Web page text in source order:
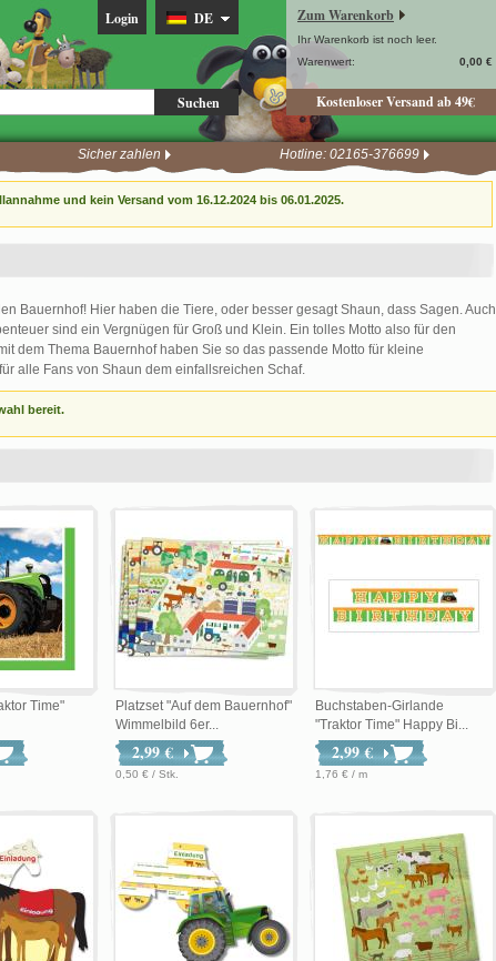
Suchen
Login DE Zum Warenkorb
Ihr Warenkorb ist noch leer.
Warenwert:
0,00 €
Kostenloser Versand ab 49€
Sicher zahlen Hotline: 02165-376699
und kein Versand vom 16.12.2024 bis 06.01.2025.
Bauernhof! Hier haben die Tiere, oder besser gesagt Shaun, dass Sagen. Auch
sind ein Vergnügen für Groß und Klein. Ein tolles Motto also für den
dem Thema Bauernhof haben Sie so das passende Motto für kleine
alle Fans von Shaun dem einfallsreichen Schaf.
bereit.
Time"
Platzset "Auf dem Bauernhof"
Wimmelbild 6er...
2,99 €
0,50 € / Stk.
Buchstaben-Girlande
"Traktor Time" Happy Bi...
2,99 €
1,76 € / m